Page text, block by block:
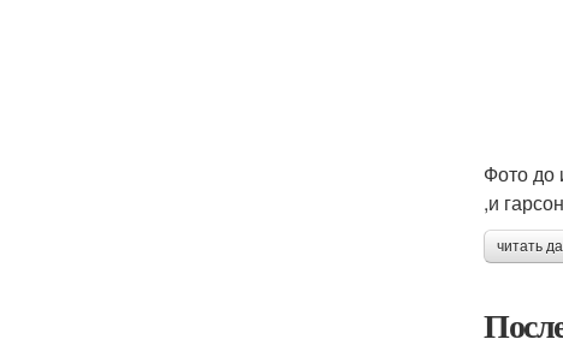
Фото до
,и
читать